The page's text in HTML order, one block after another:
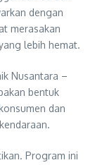
dengan
merasakan
lebih hemat.
Nusantara –
bentuk
dan
Program ini